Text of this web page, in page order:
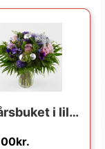
Nytårsbuket i lilla – Send blomster med Bloomit
kr.